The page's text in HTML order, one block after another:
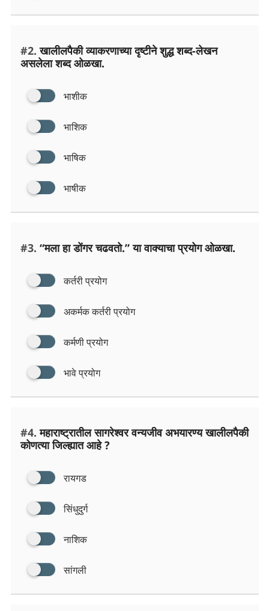
#2. खालीलपैकी व्याकरणाच्या दृष्टीने शुद्ध शब्द-लेखन
असलेला शब्द ओळखा.
भाशीक
भाशिक
भाषिक
भाषीक
#3. “मला हा डोंगर चढवतो.” या वाक्याचा प्रयोग ओळखा.
कर्तरी प्रयोग
अकर्मक कर्तरी प्रयोग
कर्मणी प्रयोग
भावे प्रयोग
#4. महाराष्ट्रातील सागरेश्वर वन्यजीव अभयारण्य खालीलपैकी
कोणत्या जिल्ह्यात आहे ?
रायगड
सिंधुदुर्ग
नाशिक
सांगली